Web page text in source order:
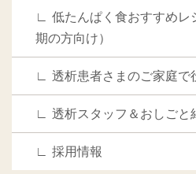
低たんぱく食おすすめ
期の方向け）
透析患者さまのご家庭で
透析スタッフ＆おしごと
採用情報